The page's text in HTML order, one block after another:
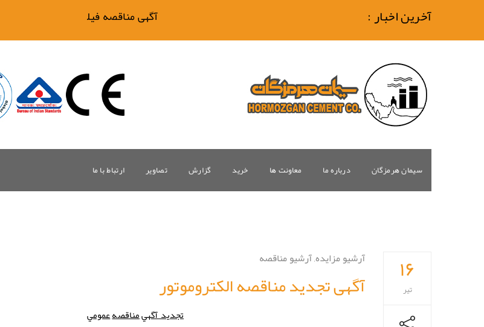
آخرین اخبار : آگهی مناقصه فیلتر بیگ وان
ارتباط با ما تصاویر گزارش خرید معاونت ها درباره ما سیمان هرمزگان
۱۶
تیر
آرشیو مزایده آرشیو مناقصه
آگهی تجدید مناقصه الکتروموتور‎
تجدید آگهي مناقصه عمومي